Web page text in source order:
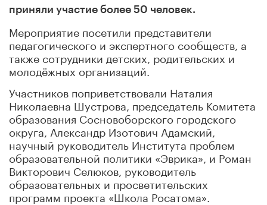
приняли участие более 50 человек.
Мероприятие посетили представители
педагогического и экспертного сообществ, а
также сотрудники детских, родительских и
молодёжных организаций.
Участников поприветствовали Наталия
Николаевна Шустрова, председатель Комитета
образования Сосновоборского городского
округа, Александр Изотович Адамский,
научный руководитель Института проблем
образовательной политики «Эврика», и Роман
Викторович Селюков, руководитель
образовательных и просветительских
программ проекта «Школа Росатома».